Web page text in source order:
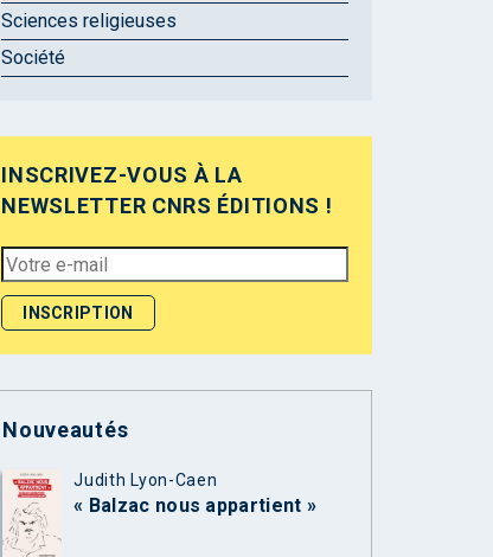
Sciences religieuses
Société
INSCRIVEZ-VOUS À LA
NEWSLETTER CNRS ÉDITIONS !
Nouveautés
Judith Lyon-Caen
« Balzac nous appartient »